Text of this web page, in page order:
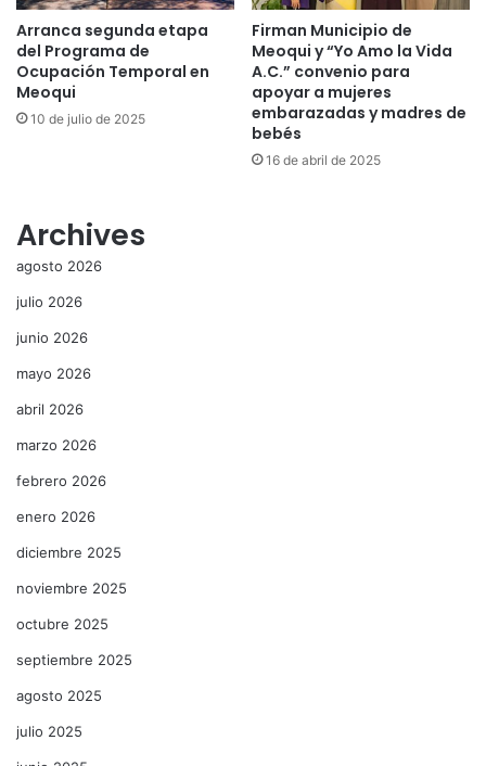
Arranca segunda etapa
del Programa de
Ocupación Temporal en
Meoqui
10 de julio de 2025
Firman Municipio de
Meoqui y “Yo Amo la Vida
A.C.” convenio para
apoyar a mujeres
embarazadas y madres de
bebés
16 de abril de 2025
Archives
agosto 2026
julio 2026
junio 2026
mayo 2026
abril 2026
marzo 2026
febrero 2026
enero 2026
diciembre 2025
noviembre 2025
octubre 2025
septiembre 2025
agosto 2025
julio 2025